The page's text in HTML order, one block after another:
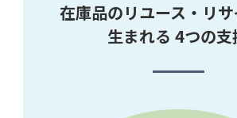
在庫品のリユース・リ
生まれる 4つの支